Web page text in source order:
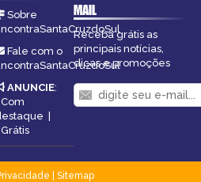
Sobre
Fale com o
ANUNCIE:
Com
|
Grátis
MAIL
Receba grátis as
principais notícias,
dicas e promoções
Sitemap